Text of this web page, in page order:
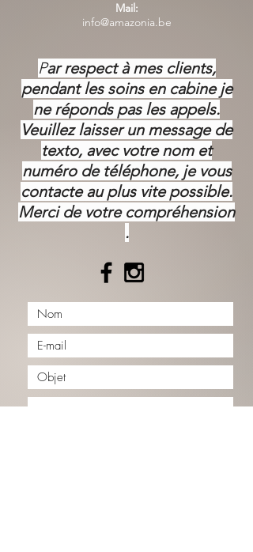
Mail:
info@amazonia.be
Par respect à mes clients,
pendant les soins en cabine je
ne réponds pas les appels.
Veuillez laisser un message de
texto, avec votre nom et
numéro de téléphone, je vous
contacte au plus vite possible.
Merci de votre compréhension
.